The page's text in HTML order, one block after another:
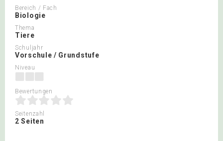
Bereich / Fach
Biologie
Thema
Tiere
Schuljahr
Vorschule / Grundstufe
Niveau
Bewertungen
Seitenzahl
2 Seiten